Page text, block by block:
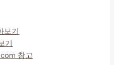
기
기
참고